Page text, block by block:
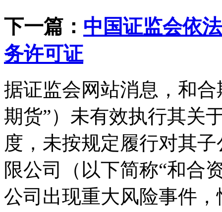
下一篇： 中国证监会依
务许可证
据证监会网站消息，和
期货”）未有效执行其关
度，未按规定履行对其
限公司（以下简称“和合
公司出现重大风险事件